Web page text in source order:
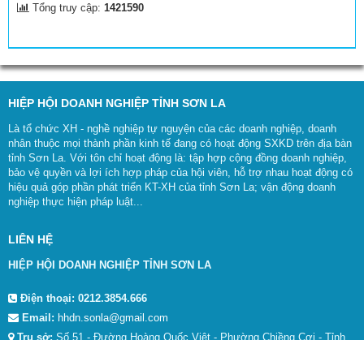
Tổng truy cập: 1421590
HIỆP HỘI DOANH NGHIỆP TỈNH SƠN LA
Là tổ chức XH - nghề nghiệp tự nguyện của các doanh nghiệp, doanh
nhân thuộc mọi thành phần kinh tế đang có hoạt động SXKD trên địa bàn
tỉnh Sơn La. Với tôn chỉ hoạt động là: tập hợp cộng đồng doanh nghiệp,
bảo vệ quyền và lợi ích hợp pháp của hội viên, hỗ trợ nhau hoạt động có
hiệu quả góp phần phát triển KT-XH của tỉnh Sơn La; vận động doanh
nghiệp thực hiện pháp luật...
LIÊN HỆ
HIỆP HỘI DOANH NGHIỆP TỈNH SƠN LA
Điện thoại: 0212.3854.666
Email: hhdn.sonla@gmail.com
Trụ sở: Số 51 - Đường Hoàng Quốc Việt - Phường Chiềng Cơi - Tỉnh